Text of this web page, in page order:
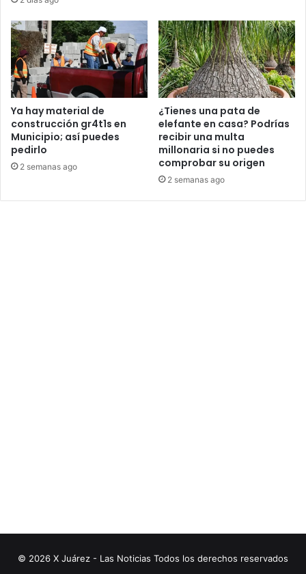
Ya hay material de
construcción gr4t1s en
Municipio; así puedes
pedirlo
2 semanas ago
¿Tienes una pata de
elefante en casa? Podrías
recibir una multa
millonaria si no puedes
comprobar su origen
2 semanas ago
© 2026 X Juárez - Las Noticias Todos los derechos reservados